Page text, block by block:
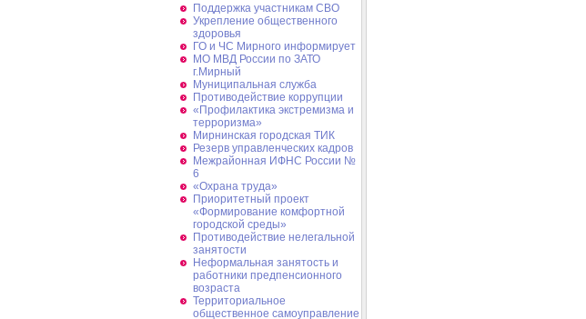
Поддержка участникам СВО
Укрепление общественного
здоровья
ГО и ЧС Мирного информирует
МО МВД России по ЗАТО
г.Мирный
Муниципальная cлужба
Противодействие коррупции
«Профилактика экстремизма и
терроризма»
Мирнинская городская ТИК
Резерв управленческих кадров
Межрайонная ИФНС России №
6
«Охрана труда»
Приоритетный проект
«Формирование комфортной
городской среды»
Противодействие нелегальной
занятости
Неформальная занятость и
работники предпенсионного
возраста
Территориальное
общественное самоуправление